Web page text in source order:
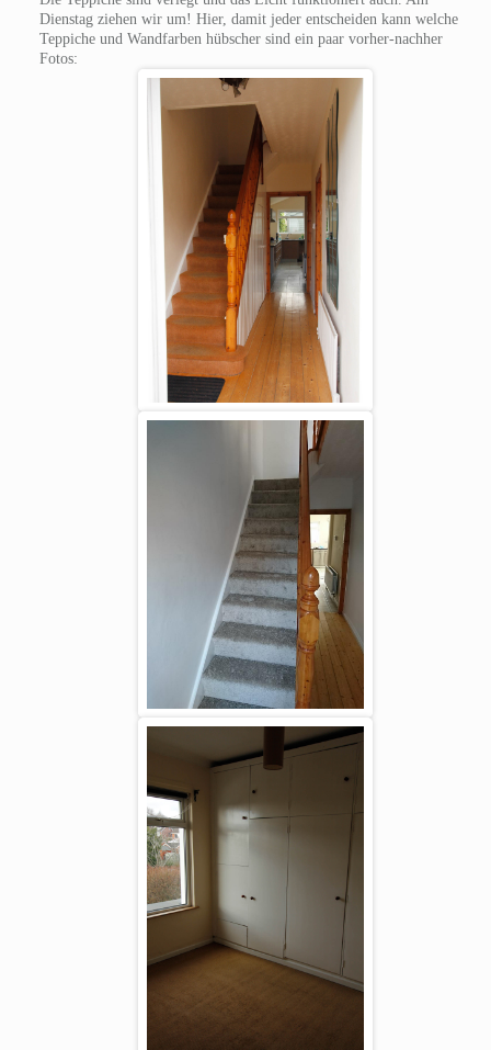
Dienstag ziehen wir um! Hier, damit jeder entscheiden kann welche
Teppiche und Wandfarben hübscher sind ein paar vorher-nachher
Fotos: